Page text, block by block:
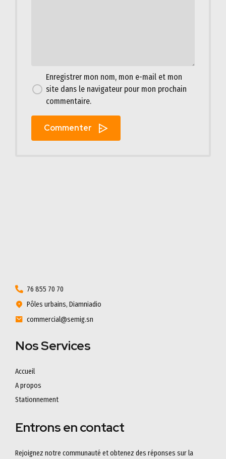
Enregistrer mon nom, mon e-mail et mon
site dans le navigateur pour mon prochain
commentaire.
Commenter
76 855 70 70
Pôles urbains, Diamniadio
commercial@semig.sn
Nos Services
Accueil
A propos
Stationnement
Entrons en contact
Rejoignez notre communauté et obtenez des réponses sur la